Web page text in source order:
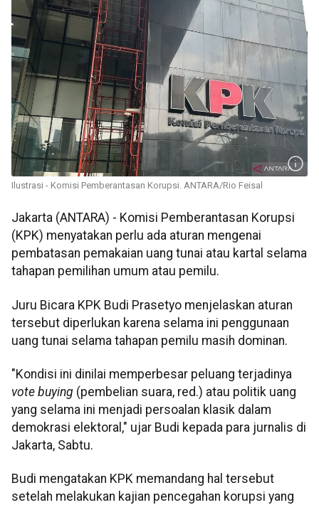
Ilustrasi - Komisi Pemberantasan Korupsi. ANTARA/Rio Feisal
Jakarta (ANTARA) - Komisi Pemberantasan Korupsi
(KPK) menyatakan perlu ada aturan mengenai
pembatasan pemakaian uang tunai atau kartal selama
tahapan pemilihan umum atau pemilu.
Juru Bicara KPK Budi Prasetyo menjelaskan aturan
tersebut diperlukan karena selama ini penggunaan
uang tunai selama tahapan pemilu masih dominan.
"Kondisi ini dinilai memperbesar peluang terjadinya
vote buying (pembelian suara, red.) atau politik uang
yang selama ini menjadi persoalan klasik dalam
demokrasi elektoral," ujar Budi kepada para jurnalis di
Jakarta, Sabtu.
Budi mengatakan KPK memandang hal tersebut
setelah melakukan kajian pencegahan korupsi yang